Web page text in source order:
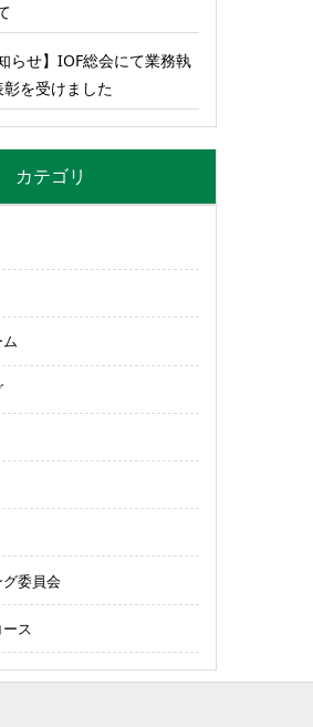
らせ】IOF総会にて業務執
を受けました
カテゴリ
委員会
ス